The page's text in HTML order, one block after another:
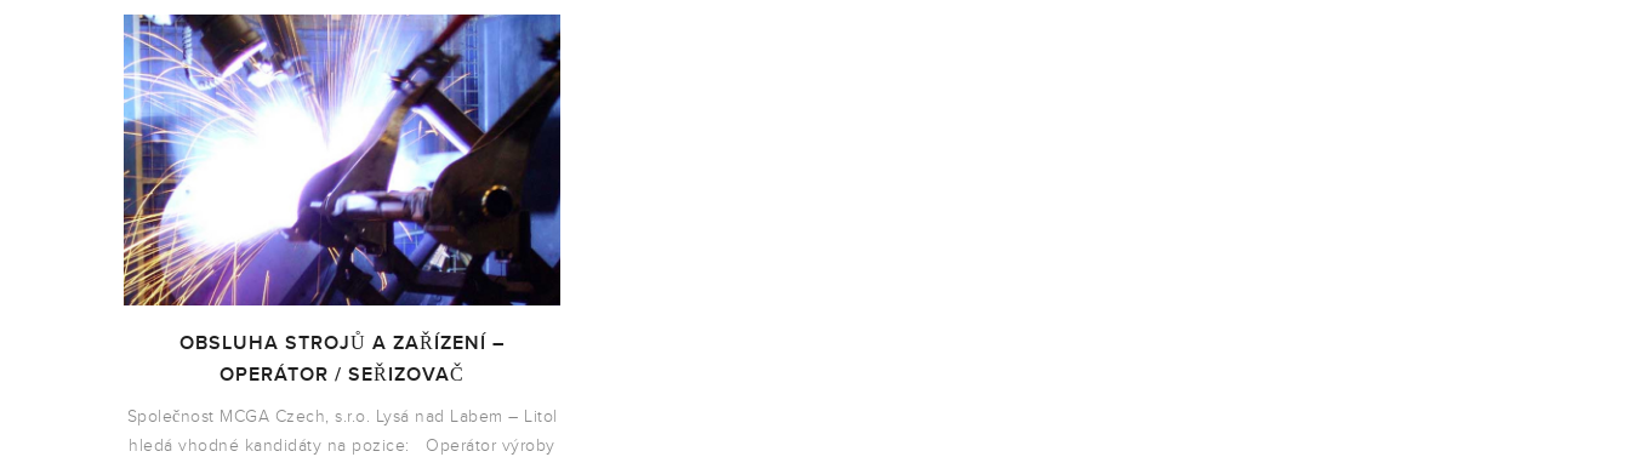
OBSLUHA STROJŮ A ZAŘÍZENÍ –
OPERÁTOR / SEŘIZOVAČ
Společnost MCGA Czech, s.r.o. Lysá nad Labem – Litol
hledá vhodné kandidáty na pozice: Operátor výroby